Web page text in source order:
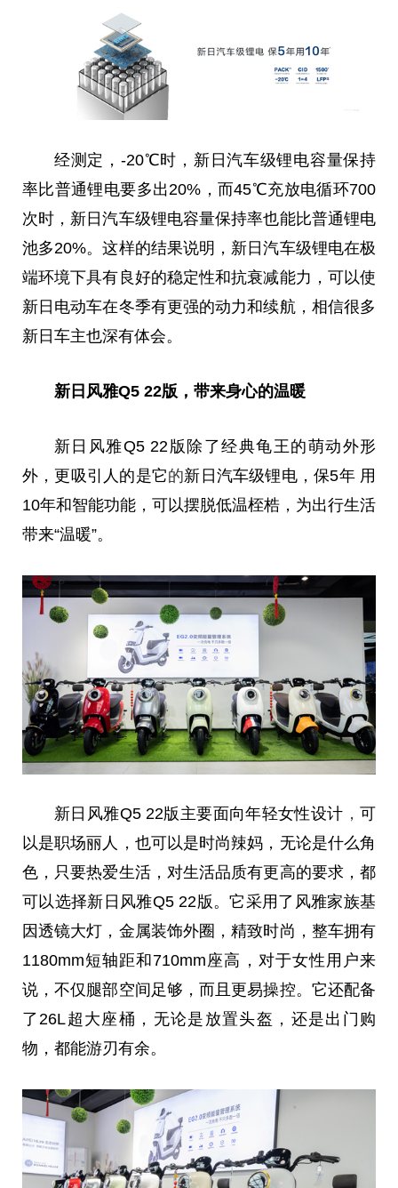
经测定，-20℃时，新日汽车级锂电容量保持
率比普通锂电要多出20%，而45℃充放电循环700
次时，新日汽车级锂电容量保持率也能比普通锂电
池多20%。这样的结果说明，新日汽车级锂电在极
端环境下具有良好的稳定性和抗衰减能力，可以使
新日电动车在冬季有更强的动力和续航，相信很多
新日车主也深有体会。
新日风雅Q5 22版，带来身心的温暖
新日风雅Q5 22版除了经典龟王的萌动外形
外，更吸引人的是它的新日汽车级锂电，保5年 用
10年和智能功能，可以摆脱低温桎梏，为出行生活
带来“温暖”。
新日风雅Q5 22版主要面向年轻女性设计 ，可
以是职场丽人，也可以是时尚辣妈，无论是什么角
色，只要热爱生活，对生活品质有更高的要求，都
可以选择新日风雅Q5 22版。它采用了风雅家族基
因透镜大灯，金属装饰外圈，精致时尚，整车拥有
1180mm短轴距和710mm座高，对于女性用户来
说，不仅腿部空间足够，而且更易操控。它还配备
了26L超大座桶，无论是放置头盔，还是出门购
物，都能游刃有余。